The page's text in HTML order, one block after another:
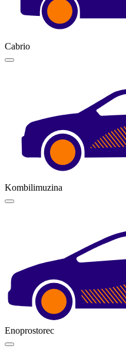
Cabrio
Kombilimuzina
Enoprostorec